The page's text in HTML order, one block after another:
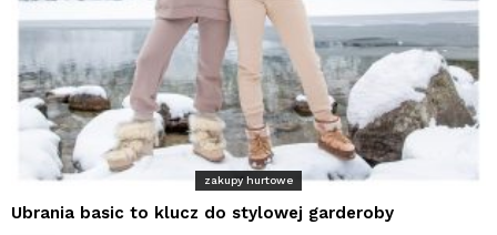
zakupy hurtowe
Ubrania basic to klucz do stylowej garderoby